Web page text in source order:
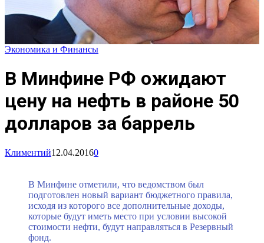
Экономика и Финансы
В Минфине РФ ожидают
цену на нефть в районе 50
долларов за баррель
Климентий12.04.20160
В Минфине отметили, что ведомством был
подготовлен новый вариант бюджетного правила,
исходя из которого все дополнительные доходы,
которые будут иметь место при условии высокой
стоимости нефти, будут направляться в Резервный
фонд.